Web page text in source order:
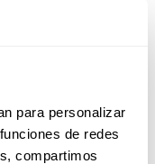
para personalizar
de redes
compartimos